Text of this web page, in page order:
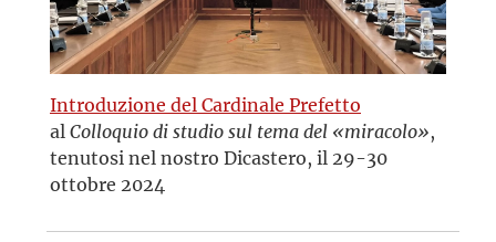
Introduzione del Cardinale Prefetto
al Colloquio di studio sul tema del «miracolo»,
tenutosi nel nostro Dicastero, il 29-30
ottobre 2024